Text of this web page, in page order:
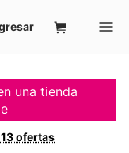
una tienda
ofertas